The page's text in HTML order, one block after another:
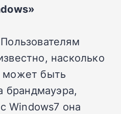
Пользователям
насколько
может быть
брандмауэра,
Windows7 она